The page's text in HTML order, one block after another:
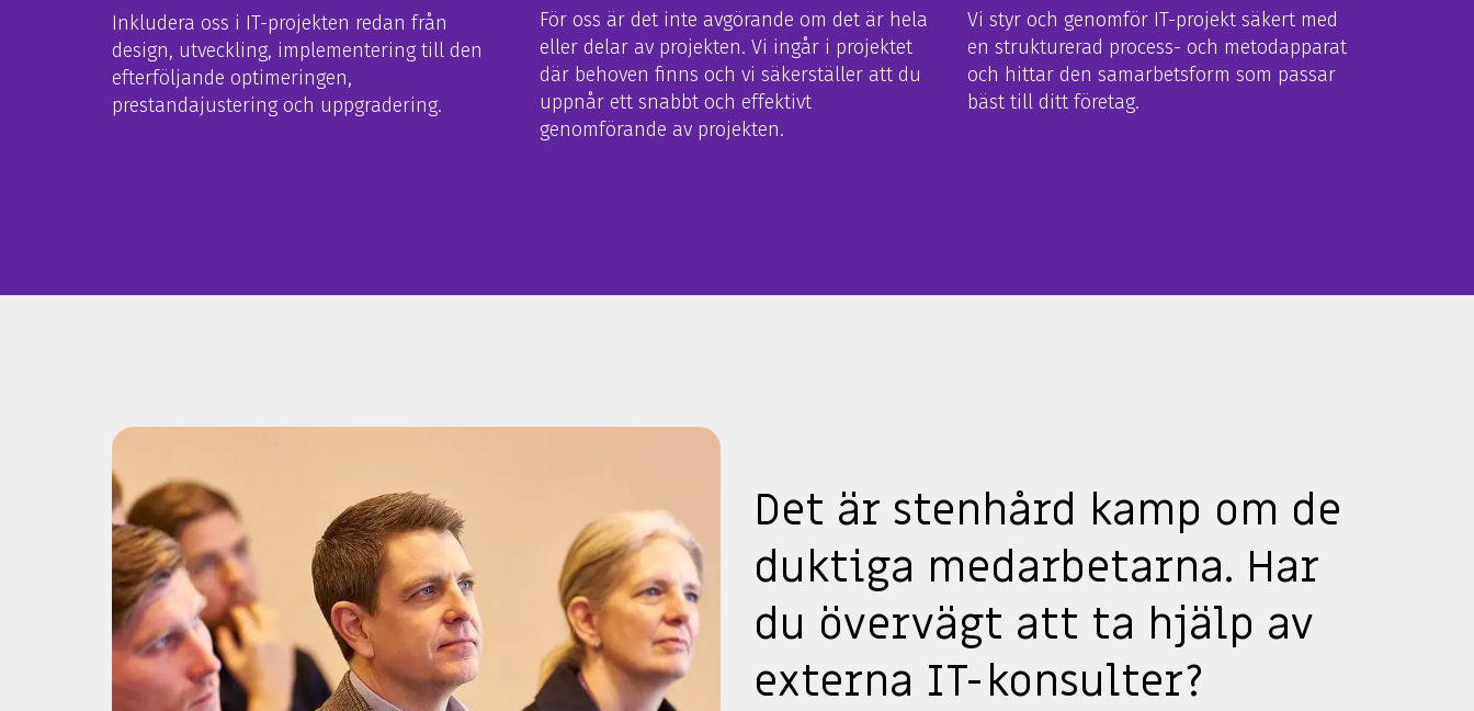
Inkludera oss i IT-projekten redan från
design, utveckling, implementering till den
efterföljande optimeringen,
prestandajustering och uppgradering.
För oss är det inte avgörande om det är hela
eller delar av projekten. Vi ingår i projektet
där behoven finns och vi säkerställer att du
uppnår ett snabbt och effektivt
genomförande av projekten.
Vi styr och genomför IT-projekt säkert med
en strukturerad process- och metodapparat
och hittar den samarbetsform som passar
bäst till ditt företag.
Det är stenhård kamp om de
duktiga medarbetarna. Har
du övervägt att ta hjälp av
externa IT-konsulter?